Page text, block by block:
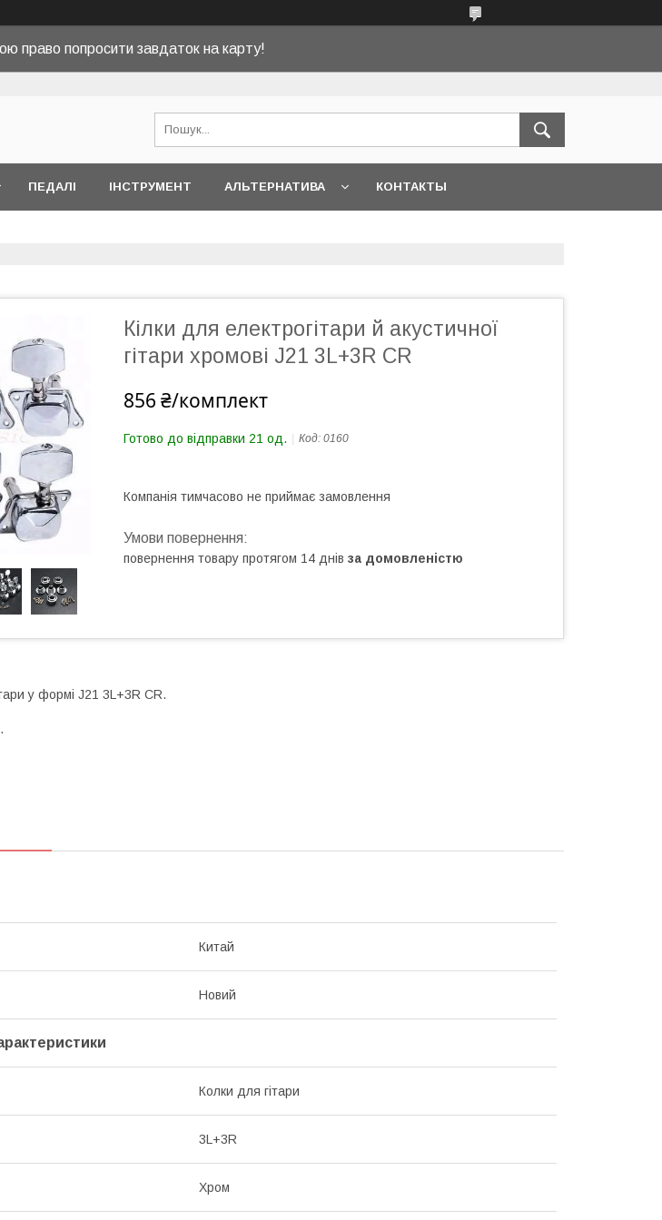
право попросити завдаток на карту!
ПЕДАЛІ ІНСТРУМЕНТ АЛЬТЕРНАТИВА КОНТАКТЫ
Кілки для електрогітари й акустичної
гітари хромові J21 3L+3R CR
856 ₴/комплект
Готово до відправки 21 од. Код: 0160
Компанія тимчасово не приймає замовлення
повернення товару протягом 14 днів за домовленістю
у формі J21 3L+3R CR.
Китай
Новий
Колки для гітари
3L+3R
Хром